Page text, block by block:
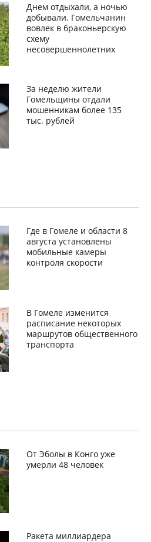
Днем отдыхали, а ночью
добывали. Гомельчанин
вовлек в браконьерскую
схему
несовершеннолетних
За неделю жители
Гомельщины отдали
мошенникам более 135
тыс. рублей
Где в Гомеле и области 8
августа установлены
мобильные камеры
контроля скорости
В Гомеле изменится
расписание некоторых
маршрутов общественного
транспорта
От Эболы в Конго уже
умерли 48 человек
Ракета миллиардера